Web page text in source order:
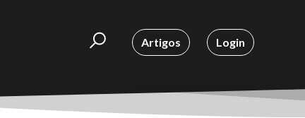
Artigos Login